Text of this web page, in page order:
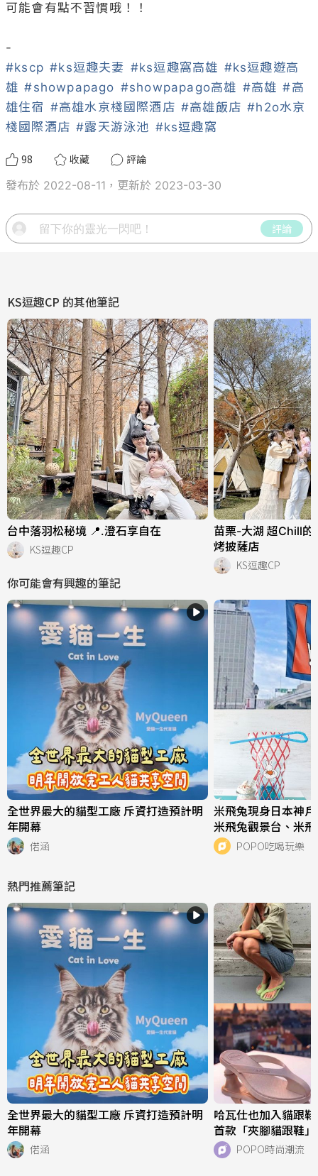
可能會有點不習慣哦！！
#kscp #ks逗趣夫妻 #ks逗趣窩高雄 #ks逗趣遊高
雄 #showpapago #showpapago高雄 #高雄 #高
雄住宿 #高雄水京棧國際酒店 #高雄飯店 #h2o水京
棧國際酒店 #露天游泳池 #ks逗趣窩
98 收藏
評論
發布於 2022-08-11，更新於 2023-03-30
評論
KS逗趣CP 的其他筆記
台中落羽松秘境 📍.澄石享自在
KS逗趣CP
苗栗-大湖 超Chill的
烤披薩店
KS逗趣CP
你可能會有興趣的筆記
全世界最大的貓型工廠 斥資打造預計明
年開幕
偌涵
米飛兔現身日本神
米飛兔觀景台、米
拍亮點一次看！
POPO吃喝玩樂
熱門推薦筆記
全世界最大的貓型工廠 斥資打造預計明
年開幕
偌涵
哈瓦仕也加入貓跟
首款「夾腳貓跟鞋
好看、一亮相就爆
POPO時尚潮流